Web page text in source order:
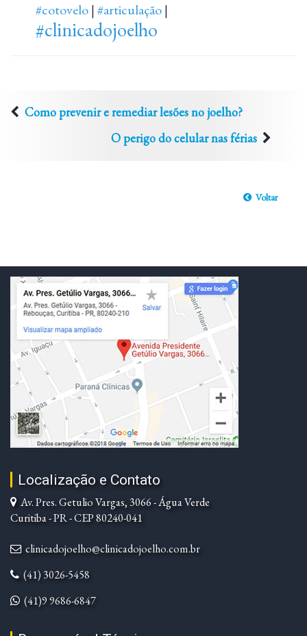
#cotovelo |#articulação |
#clinicadojoelho
Como prevenir e remediar lesões no joelho?
O perigo do celular nas férias
Voltar
Localização e Contato
Av. Pres. Getulio Vargas, 3066 - Água Verde
Curitiba - PR - CEP 80240-041
clinicadojoelho@clinicadojoelho.com.br
(41) 3026-5458
(41)9 9686-6847